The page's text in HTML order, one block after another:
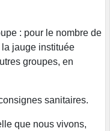
: pour le nombre de
jauge instituée
groupes, en
sanitaires.
que nous vivons,